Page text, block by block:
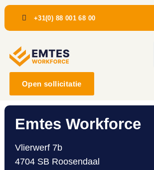
+31(0) 88 001 68 00
Open sollicitatie
Emtes Workforce
Vlierwerf 7b
4704 SB Roosendaal